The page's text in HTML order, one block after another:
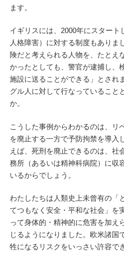
ます。
イギリスには、2000年にスタート
人格障害）に対する制度もありま
険だと考えられる人物を、たとえ
かったとしても、警官が逮捕し、
施設に送ることができる」とされ
グル人に対して行なっていること
か。
こうした事例からわかるのは、リ
を廃止する一方で予防拘禁を導入
えば、死刑を廃止できるのは、社
務所（あるいは精神科病院）に収
いるからでしょう。
わたしたちは人類史上未曾有の「
てつもなく安全・平和な社会」を
って身体的・精神的に危害を加え
じるようになりました。欧米諸国
牲になるリスクをいっさい許容で